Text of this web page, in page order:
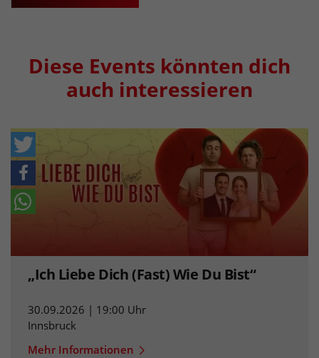
Diese Events könnten dich
auch interessieren
„Ich Liebe Dich (Fast) Wie Du Bist“
30.09.2026 | 19:00 Uhr
Innsbruck
Mehr Informationen